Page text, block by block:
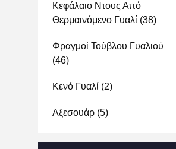
Κεφάλαιο Ντους Από
Θερμαινόμενο Γυαλί (38)
Φραγμοί Τούβλου Γυαλιού
(46)
Κενό Γυαλί (2)
Αξεσουάρ (5)